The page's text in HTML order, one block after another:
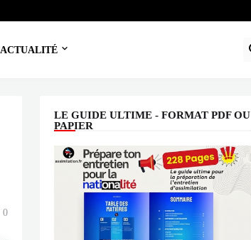
ACTUALITÉ
0
LE GUIDE ULTIME - FORMAT PDF OU
PAPIER